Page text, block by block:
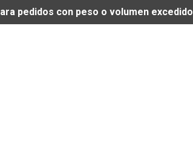
pedidos con peso o volumen excedido